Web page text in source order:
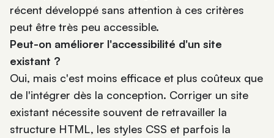
récent développé sans attention à ces critères
peut être très peu accessible.
Peut-on améliorer l'accessibilité d'un site
existant ?
Oui, mais c'est moins efficace et plus coûteux que
de l'intégrer dès la conception. Corriger un site
existant nécessite souvent de retravailler la
structure HTML, les styles CSS et parfois la